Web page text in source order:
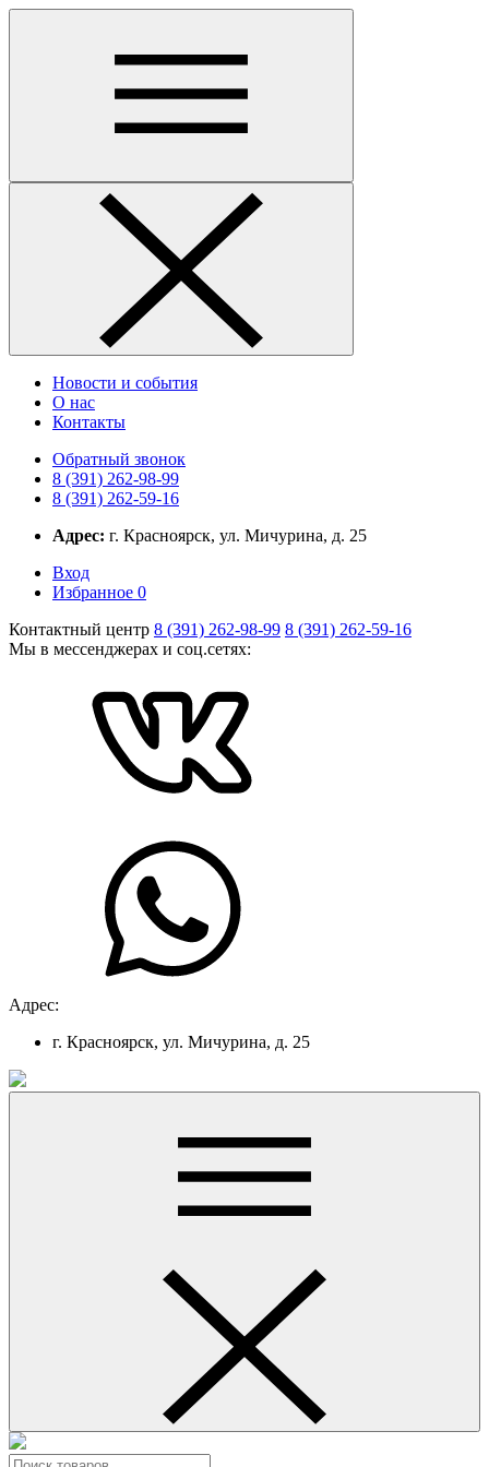
Новости и события
О нас
Контакты
Обратный звонок
8 (391) 262-98-99
8 (391) 262-59-16
Адрес: г. Красноярск, ул. Мичурина, д. 25
Вход
Избранное 0
Контактный центр 8 (391) 262-98-99 8 (391) 262-59-16
Мы в мессенджерах и соц.сетях:
Адрес:
г. Красноярск, ул. Мичурина, д. 25